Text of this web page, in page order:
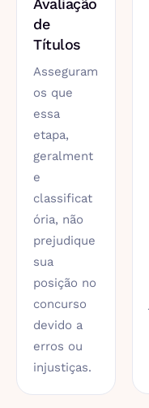
Avaliação
de
Títulos
Asseguram
os que
essa
etapa,
geralment
e
classificat
ória, não
prejudique
sua
posição no
concurso
devido a
erros ou
injustiças.